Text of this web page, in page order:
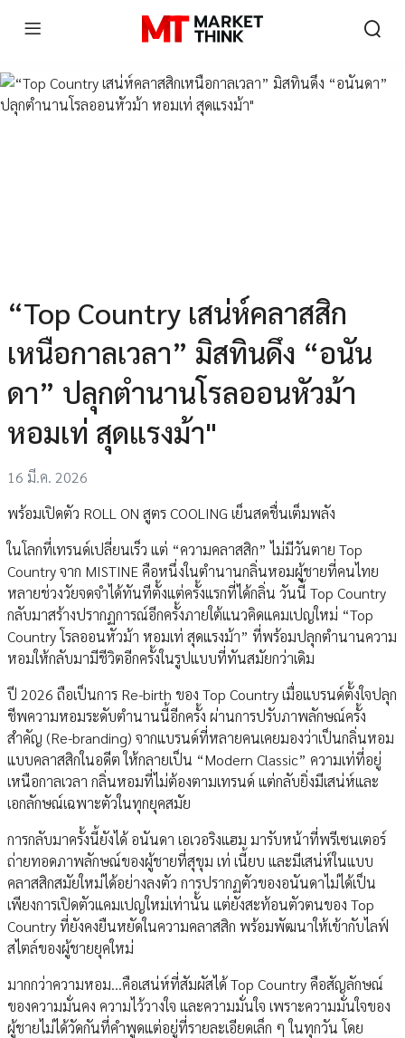
“Top Country เสน่ห์คลาสสิก
เหนือกาลเวลา” มิสทินดึง “อนัน
ดา” ปลุกตำนานโรลออนหัวม้า
หอมเท่ สุดแรงม้า"
16 มี.ค. 2026
พร้อมเปิดตัว ROLL ON สูตร COOLING เย็นสดชื่นเต็มพลัง
ในโลกที่เทรนด์เปลี่ยนเร็ว แต่ “ความคลาสสิก” ไม่มีวันตาย Top
Country จาก MISTINE คือหนึ่งในตำนานกลิ่นหอมผู้ชายที่คนไทย
หลายช่วงวัยจดจำได้ทันทีตั้งแต่ครั้งแรกที่ได้กลิ่น วันนี้ Top Country
กลับมาสร้างปรากฏการณ์อีกครั้งภายใต้แนวคิดแคมเปญใหม่ “Top
Country โรลออนหัวม้า หอมเท่ สุดแรงม้า” ที่พร้อมปลุกตำนานความ
หอมให้กลับมามีชีวิตอีกครั้งในรูปแบบที่ทันสมัยกว่าเดิม
ปี 2026 ถือเป็นการ Re-birth ของ Top Country เมื่อแบรนด์ตั้งใจปลุก
ชีพความหอมระดับตำนานนี้อีกครั้ง ผ่านการปรับภาพลักษณ์ครั้ง
สำคัญ (Re-branding) จากแบรนด์ที่หลายคนเคยมองว่าเป็นกลิ่นหอม
แบบคลาสสิกในอดีต ให้กลายเป็น “Modern Classic” ความเท่ที่อยู่
เหนือกาลเวลา กลิ่นหอมที่ไม่ต้องตามเทรนด์ แต่กลับยิ่งมีเสน่ห์และ
เอกลักษณ์เฉพาะตัวในทุกยุคสมัย
การกลับมาครั้งนี้ยังได้ อนันดา เอเวอริงแฮม มารับหน้าที่พรีเซนเตอร์
ถ่ายทอดภาพลักษณ์ของผู้ชายที่สุขุม เท่ เนี้ยบ และมีเสน่ห์ในแบบ
คลาสสิกสมัยใหม่ได้อย่างลงตัว การปรากฏตัวของอนันดาไม่ได้เป็น
เพียงการเปิดตัวแคมเปญใหม่เท่านั้น แต่ยังสะท้อนตัวตนของ Top
Country ที่ยังคงยืนหยัดในความคลาสสิก พร้อมพัฒนาให้เข้ากับไลฟ์
สไตล์ของผู้ชายยุคใหม่
มากกว่าความหอม…คือเสน่ห์ที่สัมผัสได้ Top Country คือสัญลักษณ์
ของความมั่นคง ความไว้วางใจ และความมั่นใจ เพราะความมั่นใจของ
ผู้ชายไม่ได้วัดกันที่คำพูดแต่อยู่ที่รายละเอียดเล็ก ๆ ในทุกวัน โดย